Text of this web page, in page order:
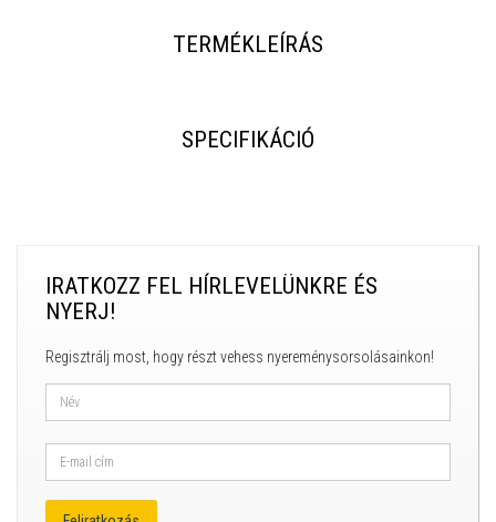
TERMÉKLEÍRÁS
SPECIFIKÁCIÓ
IRATKOZZ FEL HÍRLEVELÜNKRE ÉS
NYERJ!
Regisztrálj most, hogy részt vehess nyereménysorsolásainkon!